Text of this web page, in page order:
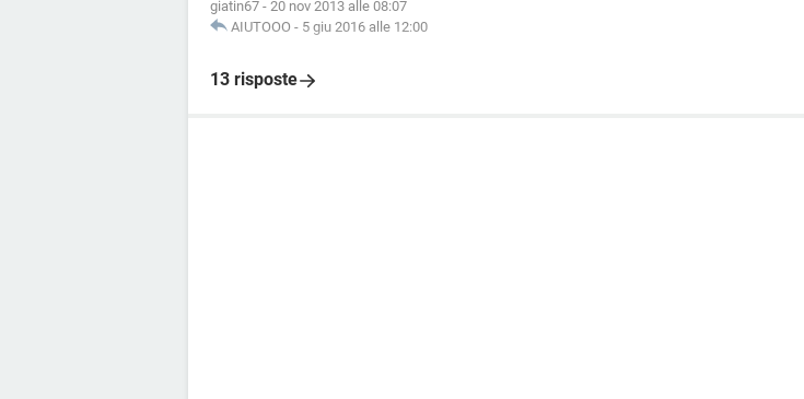
giatin67 - 20 nov 2013 alle 08:07
AIUTOOO - 5 giu 2016 alle 12:00
13 risposte